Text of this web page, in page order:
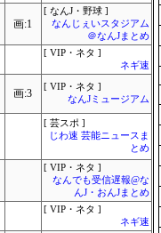
画:1
[ なんJ・野球 ]
なんじぇいスタジアム
＠なんJまとめ
[ VIP・ネタ ]
ネギ速
画:3
[ VIP・ネタ ]
なんJミュージアム
[ 芸スポ ]
じわ速 芸能ニュースま
とめ
[ VIP・ネタ ]
なんでも受信遅報@な
んJ・おんJまとめ
[ VIP・ネタ ]
ネギ速